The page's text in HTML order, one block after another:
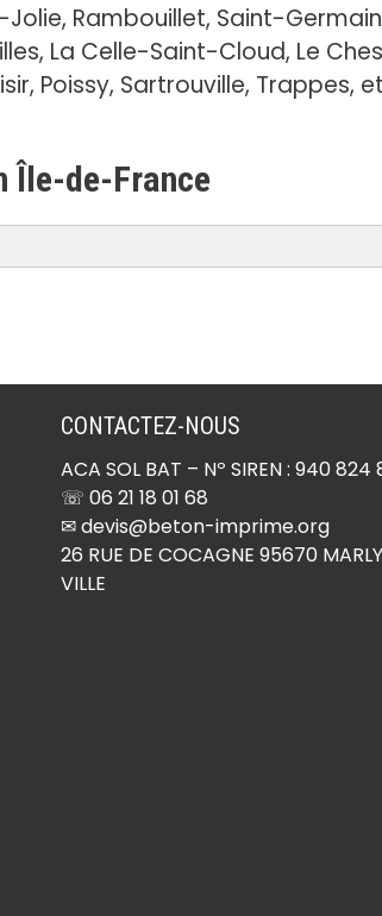
Rambouillet, Saint-
La Celle-Saint-Cloud, Le
Poissy, Sartrouville, Trappes, et
Île-de-France
le-Bois (78440)
Béton imprimé
Montchauvet (78790)
Béton imprimé
(78360)
Béton imprimé
CONTACTEZ-NOUS
ACA SOL BAT – Nº SIREN : 940 824
☏ 06 21 18 01 68
✉ devis@beton-imprime.org
26 RUE DE COCAGNE 95670
VILLE